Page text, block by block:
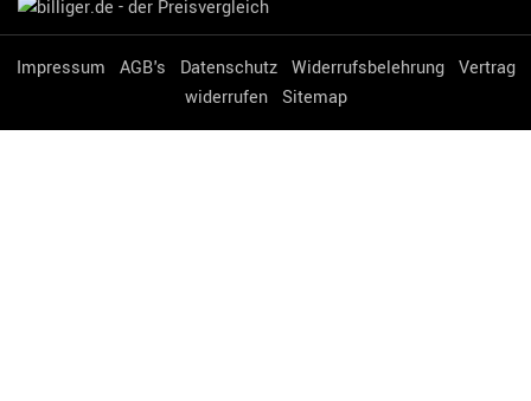
Impressum AGB's Datenschutz Widerrufsbelehrung Vertrag
widerrufen Sitemap